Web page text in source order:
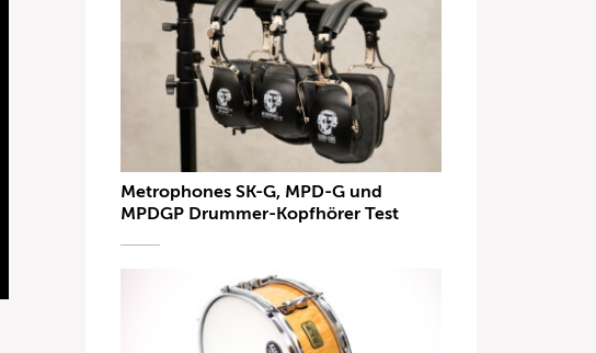
Metrophones SK-G, MPD-G und
MPDGP Drummer-Kopfhörer Test